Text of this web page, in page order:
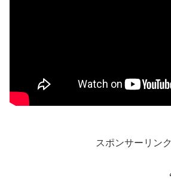
スポンサーリンク